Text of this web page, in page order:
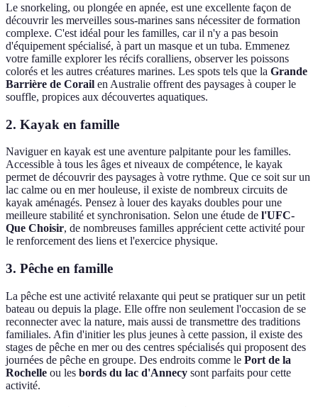
Le snorkeling, ou plongée en apnée, est une excellente façon de
découvrir les merveilles sous-marines sans nécessiter de formation
complexe. C'est idéal pour les familles, car il n'y a pas besoin
d'équipement spécialisé, à part un masque et un tuba. Emmenez
votre famille explorer les récifs coralliens, observer les poissons
colorés et les autres créatures marines. Les spots tels que la Grande
Barrière de Corail en Australie offrent des paysages à couper le
souffle, propices aux découvertes aquatiques.
2. Kayak en famille
Naviguer en kayak est une aventure palpitante pour les familles.
Accessible à tous les âges et niveaux de compétence, le kayak
permet de découvrir des paysages à votre rythme. Que ce soit sur un
lac calme ou en mer houleuse, il existe de nombreux circuits de
kayak aménagés. Pensez à louer des kayaks doubles pour une
meilleure stabilité et synchronisation. Selon une étude de l'UFC-
Que Choisir, de nombreuses familles apprécient cette activité pour
le renforcement des liens et l'exercice physique.
3. Pêche en famille
La pêche est une activité relaxante qui peut se pratiquer sur un petit
bateau ou depuis la plage. Elle offre non seulement l'occasion de se
reconnecter avec la nature, mais aussi de transmettre des traditions
familiales. Afin d'initier les plus jeunes à cette passion, il existe des
stages de pêche en mer ou des centres spécialisés qui proposent des
journées de pêche en groupe. Des endroits comme le Port de la
Rochelle ou les bords du lac d'Annecy sont parfaits pour cette
activité.